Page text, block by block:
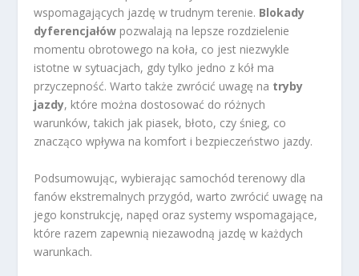
wspomagających jazdę w trudnym terenie. Blokady
dyferencjałów pozwalają na lepsze rozdzielenie
momentu obrotowego na koła, co jest niezwykle
istotne w sytuacjach, gdy tylko jedno z kół ma
przyczepność. Warto także zwrócić uwagę na tryby
jazdy, które można dostosować do różnych
warunków, takich jak piasek, błoto, czy śnieg, co
znacząco wpływa na komfort i bezpieczeństwo jazdy.
Podsumowując, wybierając samochód terenowy dla
fanów ekstremalnych przygód, warto zwrócić uwagę na
jego konstrukcję, napęd oraz systemy wspomagające,
które razem zapewnią niezawodną jazdę w każdych
warunkach.